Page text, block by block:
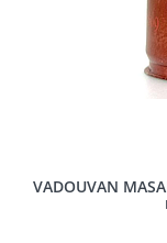
VADOUVAN